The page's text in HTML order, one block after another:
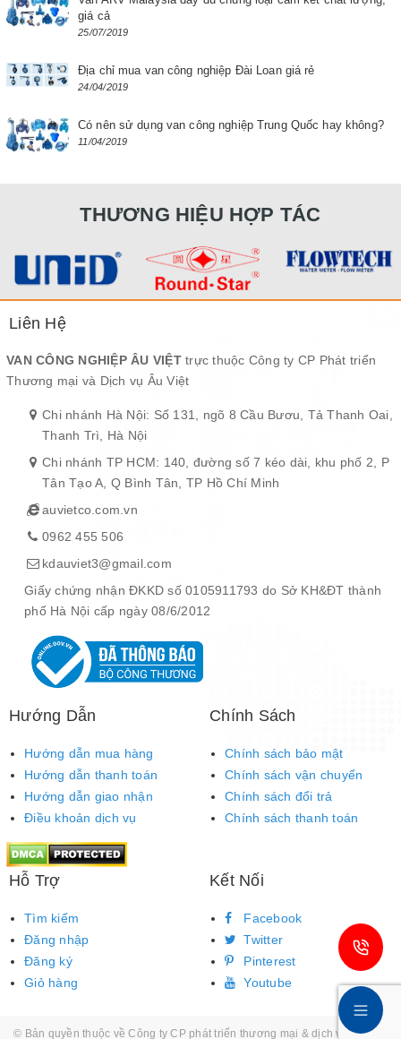
giá cả
25/07/2019
Địa chỉ mua van công nghiệp Đài Loan giá rẻ
24/04/2019
Có nên sử dụng van công nghiệp Trung Quốc hay không?
11/04/2019
THƯƠNG HIỆU HỢP TÁC
Liên Hệ
VAN CÔNG NGHIỆP ÂU VIỆTtrực thuộc Công ty CP Phát triển
Thương mại và Dịch vụ Âu Việt
Chi nhánh Hà Nội: Số 131, ngõ 8 Cầu Bươu, Tả Thanh Oai,
Thanh Trì, Hà Nội
Chi nhánh TP HCM: 140, đường số 7 kéo dài, khu phố 2, P
Tân Tạo A, Q Bình Tân, TP Hồ Chí Minh
auvietco.com.vn
0962 455 506
kdauviet3@gmail.com
Giấy chứng nhận ĐKKD số 0105911793 do Sở KH&ĐT thành
phố Hà Nội cấp ngày 08/6/2012
Hướng Dẫn
Hướng dẫn mua hàng
Hướng dẫn thanh toán
Hướng dẫn giao nhận
Điều khoản dịch vụ
Chính Sách
Chính sách bảo mật
Chính sách vận chuyển
Chính sách đổi trả
Chính sách thanh toán
Hỗ Trợ
Tìm kiếm
Đăng nhập
Đăng ký
Giỏ hàng
Kết Nối
Facebook
Twitter
Pinterest
Youtube
© Bản quyền thuộc vềCông ty CP phát triển thương mại & dịch vụ Âu Việt